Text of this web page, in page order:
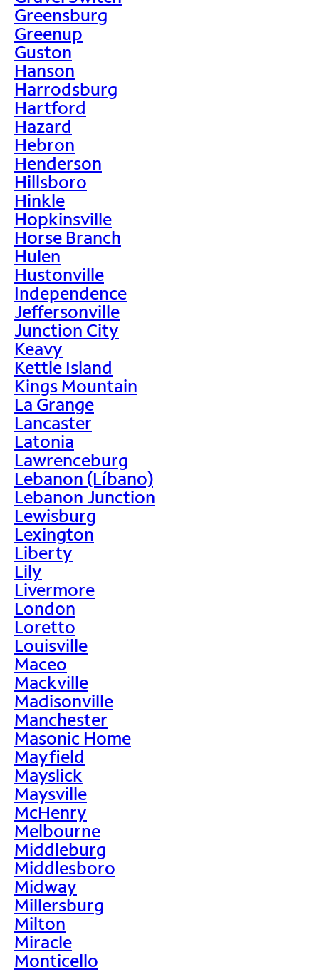
Greensburg
Greenup
Guston
Hanson
Harrodsburg
Hartford
Hazard
Hebron
Henderson
Hillsboro
Hinkle
Hopkinsville
Horse Branch
Hulen
Hustonville
Independence
Jeffersonville
Junction City
Keavy
Kettle Island
Kings Mountain
La Grange
Lancaster
Latonia
Lawrenceburg
Lebanon (Líbano)
Lebanon Junction
Lewisburg
Lexington
Liberty
Lily
Livermore
London
Loretto
Louisville
Maceo
Mackville
Madisonville
Manchester
Masonic Home
Mayfield
Mayslick
Maysville
McHenry
Melbourne
Middleburg
Middlesboro
Midway
Millersburg
Milton
Miracle
Monticello